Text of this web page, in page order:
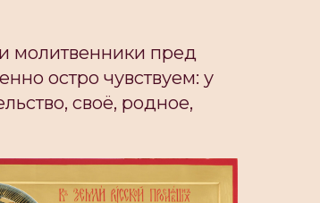
молитвенники пред
остро чувствуем: у
своё, родное,